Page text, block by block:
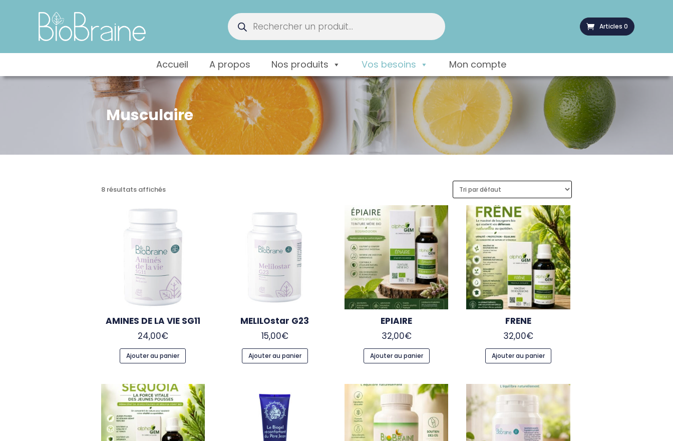
Recherche
de
produits Articles 0
Accueil A propos Nos produits Vos besoins Mon compte
Musculaire
8 résultats affichés
AMINES DE LA VIE SG11
24,00€
Ajouter au panier
MELILOstar G23
15,00€
Ajouter au panier
EPIAIRE
32,00€
Ajouter au panier
FRENE
32,00€
Ajouter au panier